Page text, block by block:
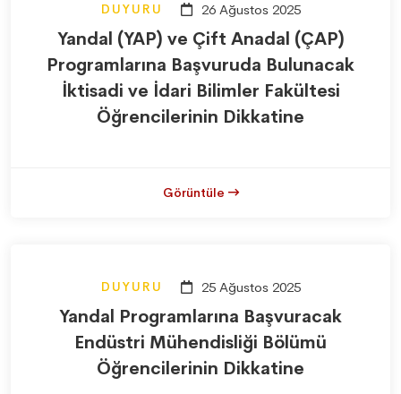
DUYURU 26 Ağustos 2025
Yandal (YAP) ve Çift Anadal (ÇAP)
Programlarına Başvuruda Bulunacak
İktisadi ve İdari Bilimler Fakültesi
Öğrencilerinin Dikkatine
Görüntüle
DUYURU 25 Ağustos 2025
Yandal Programlarına Başvuracak
Endüstri Mühendisliği Bölümü
Öğrencilerinin Dikkatine